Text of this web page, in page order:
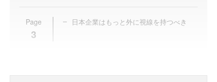
Page
3
日本企業はもっと外に視線を持つべき